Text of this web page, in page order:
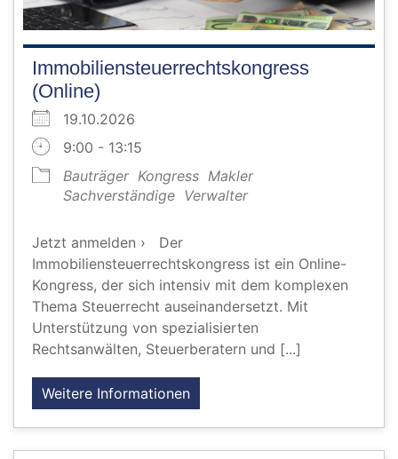
Immobiliensteuerrechtskongress
(Online)
19.10.2026
9:00 - 13:15
Bauträger Kongress Makler
Sachverständige Verwalter
Jetzt anmelden › Der
Immobiliensteuerrechtskongress ist ein Online-
Kongress, der sich intensiv mit dem komplexen
Thema Steuerrecht auseinandersetzt. Mit
Unterstützung von spezialisierten
Rechtsanwälten, Steuerberatern und [...]
Weitere Informationen